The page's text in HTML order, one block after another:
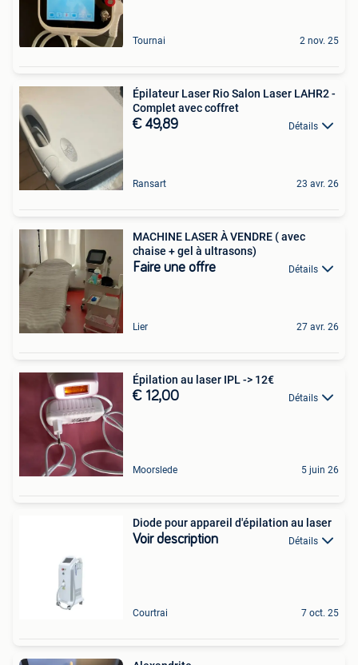
Tournai 2 nov. 25
Épilateur Laser Rio Salon Laser LAHR2 -
Complet avec coffret
€ 49,89 Détails
Ransart 23 avr. 26
MACHINE LASER À VENDRE ( avec
chaise + gel à ultrasons)
Faire une offre Détails
Lier 27 avr. 26
Épilation au laser IPL -> 12€
€ 12,00 Détails
Moorslede 5 juin 26
Diode pour appareil d'épilation au laser
Voir description Détails
Courtrai 7 oct. 25